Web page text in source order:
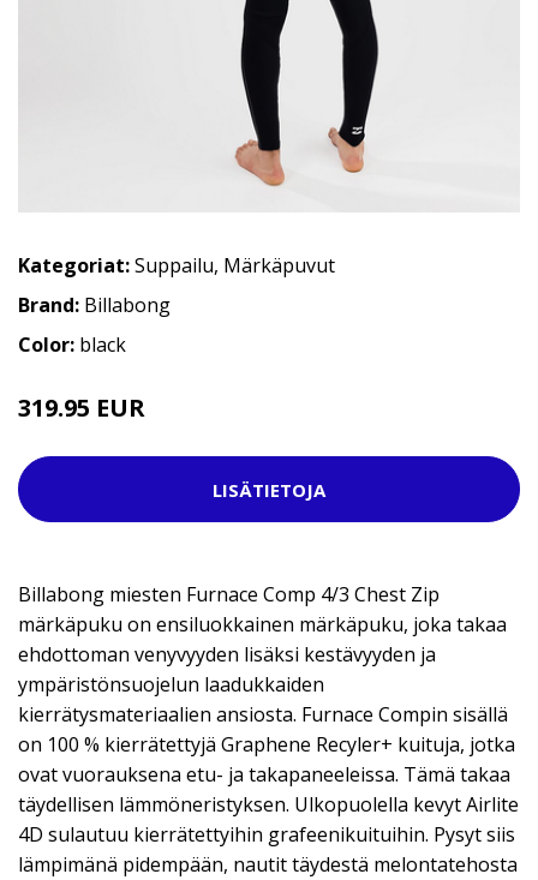
Kategoriat:Suppailu, Märkäpuvut
Brand: Billabong
Color: black
319.95 EUR
LISÄTIETOJA
Billabong miesten Furnace Comp 4/3 Chest Zip
märkäpuku on ensiluokkainen märkäpuku, joka takaa
ehdottoman venyvyyden lisäksi kestävyyden ja
ympäristönsuojelun laadukkaiden
kierrätysmateriaalien ansiosta. Furnace Compin sisällä
on 100 % kierrätettyjä Graphene Recyler+ kuituja, jotka
ovat vuorauksena etu- ja takapaneeleissa. Tämä takaa
täydellisen lämmöneristyksen. Ulkopuolella kevyt Airlite
4D sulautuu kierrätettyihin grafeenikuituihin. Pysyt siis
lämpimänä pidempään, nautit täydestä melontatehosta